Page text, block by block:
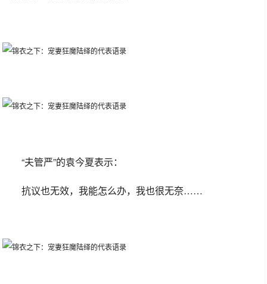
“夫管严”的袁今夏表示：
抗议也无效，我能怎么办，我也很无奈……